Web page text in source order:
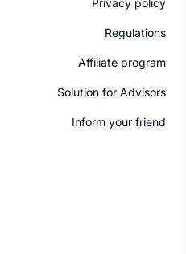
Privacy policy
Regulations
Affiliate program
Solution for Advisors
Inform your friend